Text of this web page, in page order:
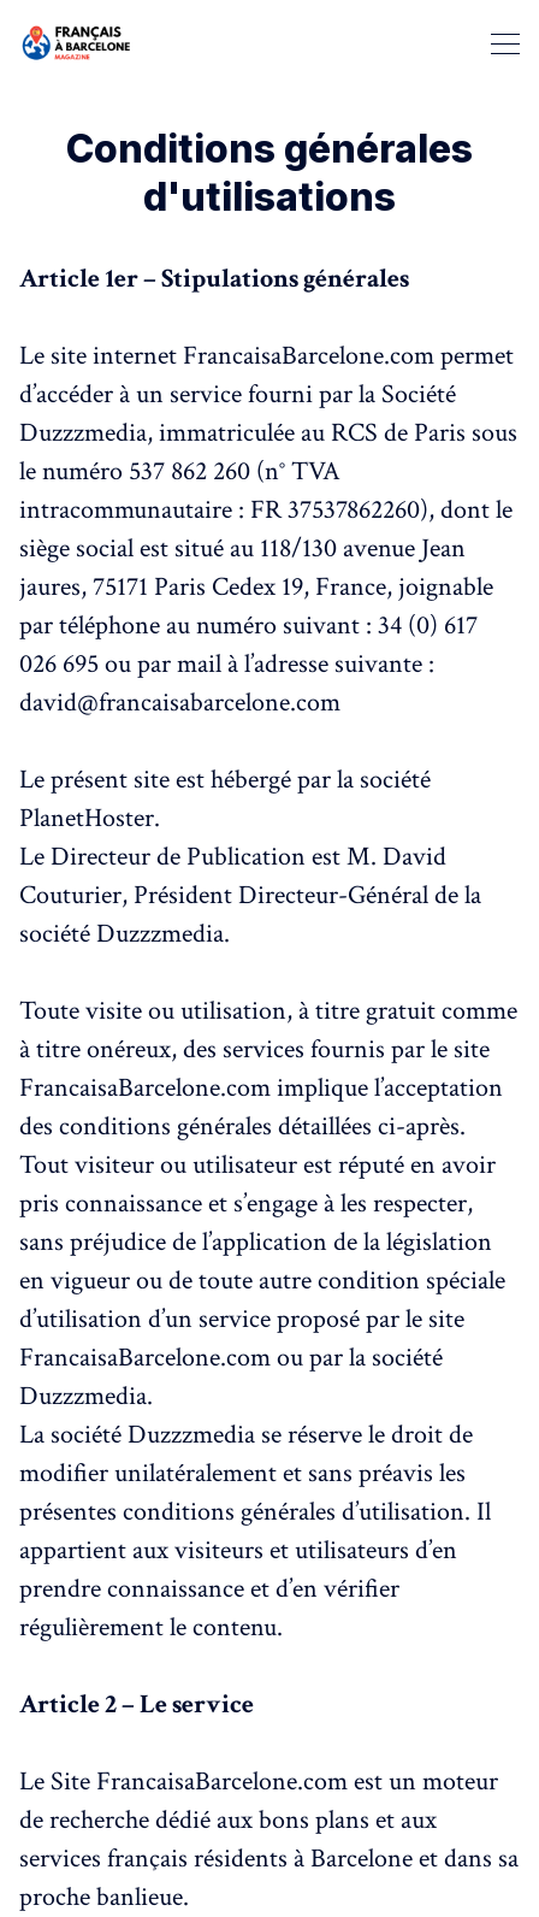
Rechercher dans Français à
Conditions générales
d'utilisations
Article 1er – Stipulations générales
Le site internet FrancaisaBarcelone.com permet
d’accéder à un service fourni par la Société
Duzzzmedia, immatriculée au RCS de Paris sous
le numéro 537 862 260 (n° TVA
intracommunautaire : FR 37537862260), dont le
siège social est situé au 118/130 avenue Jean
jaures, 75171 Paris Cedex 19, France, joignable
par téléphone au numéro suivant : 34 (0) 617
026 695 ou par mail à l’adresse suivante :
david@francaisabarcelone.com
Le présent site est hébergé par la société
PlanetHoster.
Le Directeur de Publication est M. David
Couturier, Président Directeur-Général de la
société Duzzzmedia.
Toute visite ou utilisation, à titre gratuit comme
à titre onéreux, des services fournis par le site
FrancaisaBarcelone.com implique l’acceptation
des conditions générales détaillées ci-après.
Tout visiteur ou utilisateur est réputé en avoir
pris connaissance et s’engage à les respecter,
sans préjudice de l’application de la législation
en vigueur ou de toute autre condition spéciale
d’utilisation d’un service proposé par le site
FrancaisaBarcelone.com ou par la société
Duzzzmedia.
La société Duzzzmedia se réserve le droit de
modifier unilatéralement et sans préavis les
présentes conditions générales d’utilisation. Il
appartient aux visiteurs et utilisateurs d’en
prendre connaissance et d’en vérifier
régulièrement le contenu.
Article 2 – Le service
Le Site FrancaisaBarcelone.com est un moteur
de recherche dédié aux bons plans et aux
services français résidents à Barcelone et dans sa
proche banlieue.